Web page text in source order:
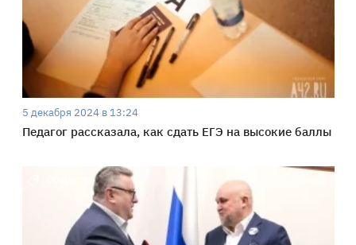
5 декабря 2024 в 13:24
Педагог рассказала, как сдать ЕГЭ на высокие баллы
Общество